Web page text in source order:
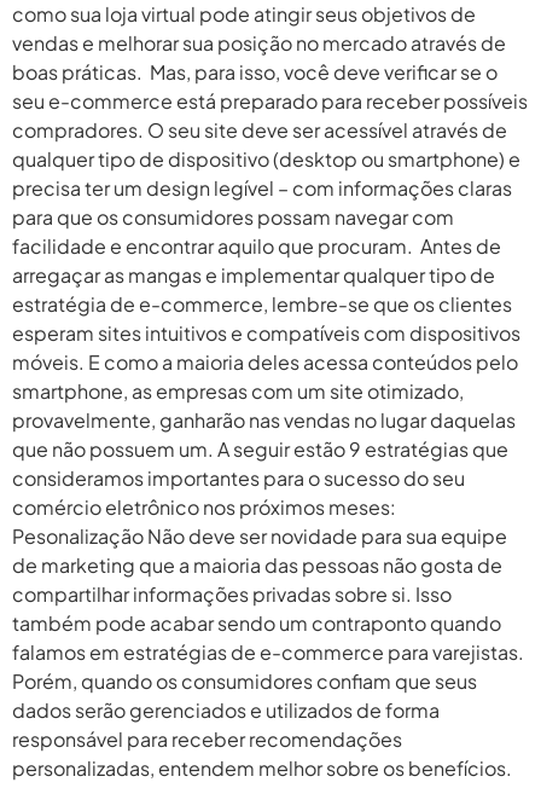
como sua loja virtual pode atingir seus objetivos de
vendas e melhorar sua posição no mercado através de
boas práticas. Mas, para isso, você deve verificar se o
seu e-commerce está preparado para receber possíveis
compradores. O seu site deve ser acessível através de
qualquer tipo de dispositivo (desktop ou smartphone) e
precisa ter um design legível – com informações claras
para que os consumidores possam navegar com
facilidade e encontrar aquilo que procuram. Antes de
arregaçar as mangas e implementar qualquer tipo de
estratégia de e-commerce, lembre-se que os clientes
esperam sites intuitivos e compatíveis com dispositivos
móveis. E como a maioria deles acessa conteúdos pelo
smartphone, as empresas com um site otimizado,
provavelmente, ganharão nas vendas no lugar daquelas
que não possuem um. A seguir estão 9 estratégias que
consideramos importantes para o sucesso do seu
comércio eletrônico nos próximos meses:
Pesonalização Não deve ser novidade para sua equipe
de marketing que a maioria das pessoas não gosta de
compartilhar informações privadas sobre si. Isso
também pode acabar sendo um contraponto quando
falamos em estratégias de e-commerce para varejistas.
Porém, quando os consumidores confiam que seus
dados serão gerenciados e utilizados de forma
responsável para receber recomendações
personalizadas, entendem melhor sobre os benefícios.